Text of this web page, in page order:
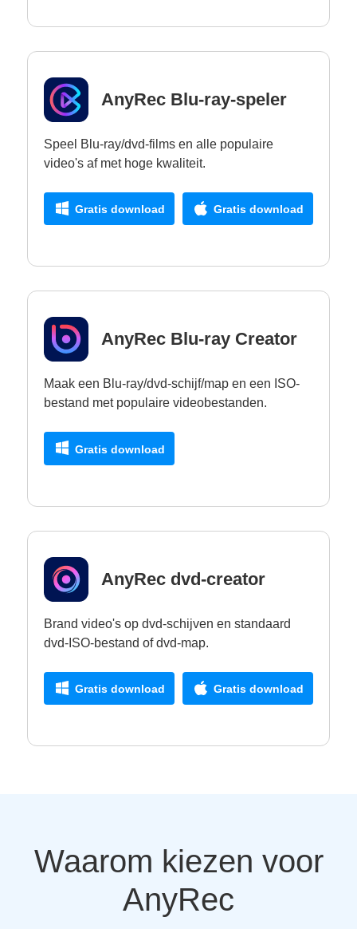
AnyRec Blu-ray-speler
Speel Blu-ray/dvd-films en alle populaire
video's af met hoge kwaliteit.
Gratis download Gratis download
AnyRec Blu-ray Creator
Maak een Blu-ray/dvd-schijf/map en een ISO-
bestand met populaire videobestanden.
Gratis download
AnyRec dvd-creator
Brand video's op dvd-schijven en standaard
dvd-ISO-bestand of dvd-map.
Gratis download Gratis download
Waarom kiezen voor
AnyRec